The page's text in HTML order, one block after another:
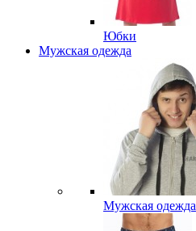
Юбки
Мужская одежда
Мужская одежда